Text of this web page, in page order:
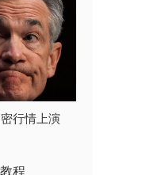
行情上演